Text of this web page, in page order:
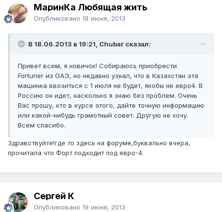
МаринКа Любящая жить
Опубликовано 18 июня, 2013
В 18.06.2013 в 19:21, Chubar сказал:
Привет всем, я новичок! Собираюсь приобрести
Fortuner из ОАЭ, но недавно узнал, что в Казахстан эта
машинка ввозиться с 1 июля не будет, якобы не евро4. В
Россию он идет, насколько я знаю без проблем. Очень
Вас прошу, кто в курсе этого, дайте точную информацию
или какой-нибудь грамотный совет. Другую не хочу.
Всем спасибо.
Здравствуйте!где то здесь на форуме,буквально вчера,
прочитала что Форт подходит под евро-4.
Сергей К
Опубликовано 19 июня, 2013